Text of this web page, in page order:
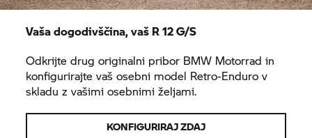
Vaša dogodivščina, vaš R 12 G/S
Odkrijte drug originalni pribor BMW Motorrad in
konfigurirajte vaš osebni model Retro-Enduro v
skladu z vašimi osebnimi željami.
KONFIGURIRAJ ZDAJ